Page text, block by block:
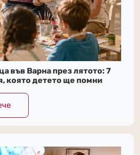
във Варна през лятото: 7
която детето ще помни